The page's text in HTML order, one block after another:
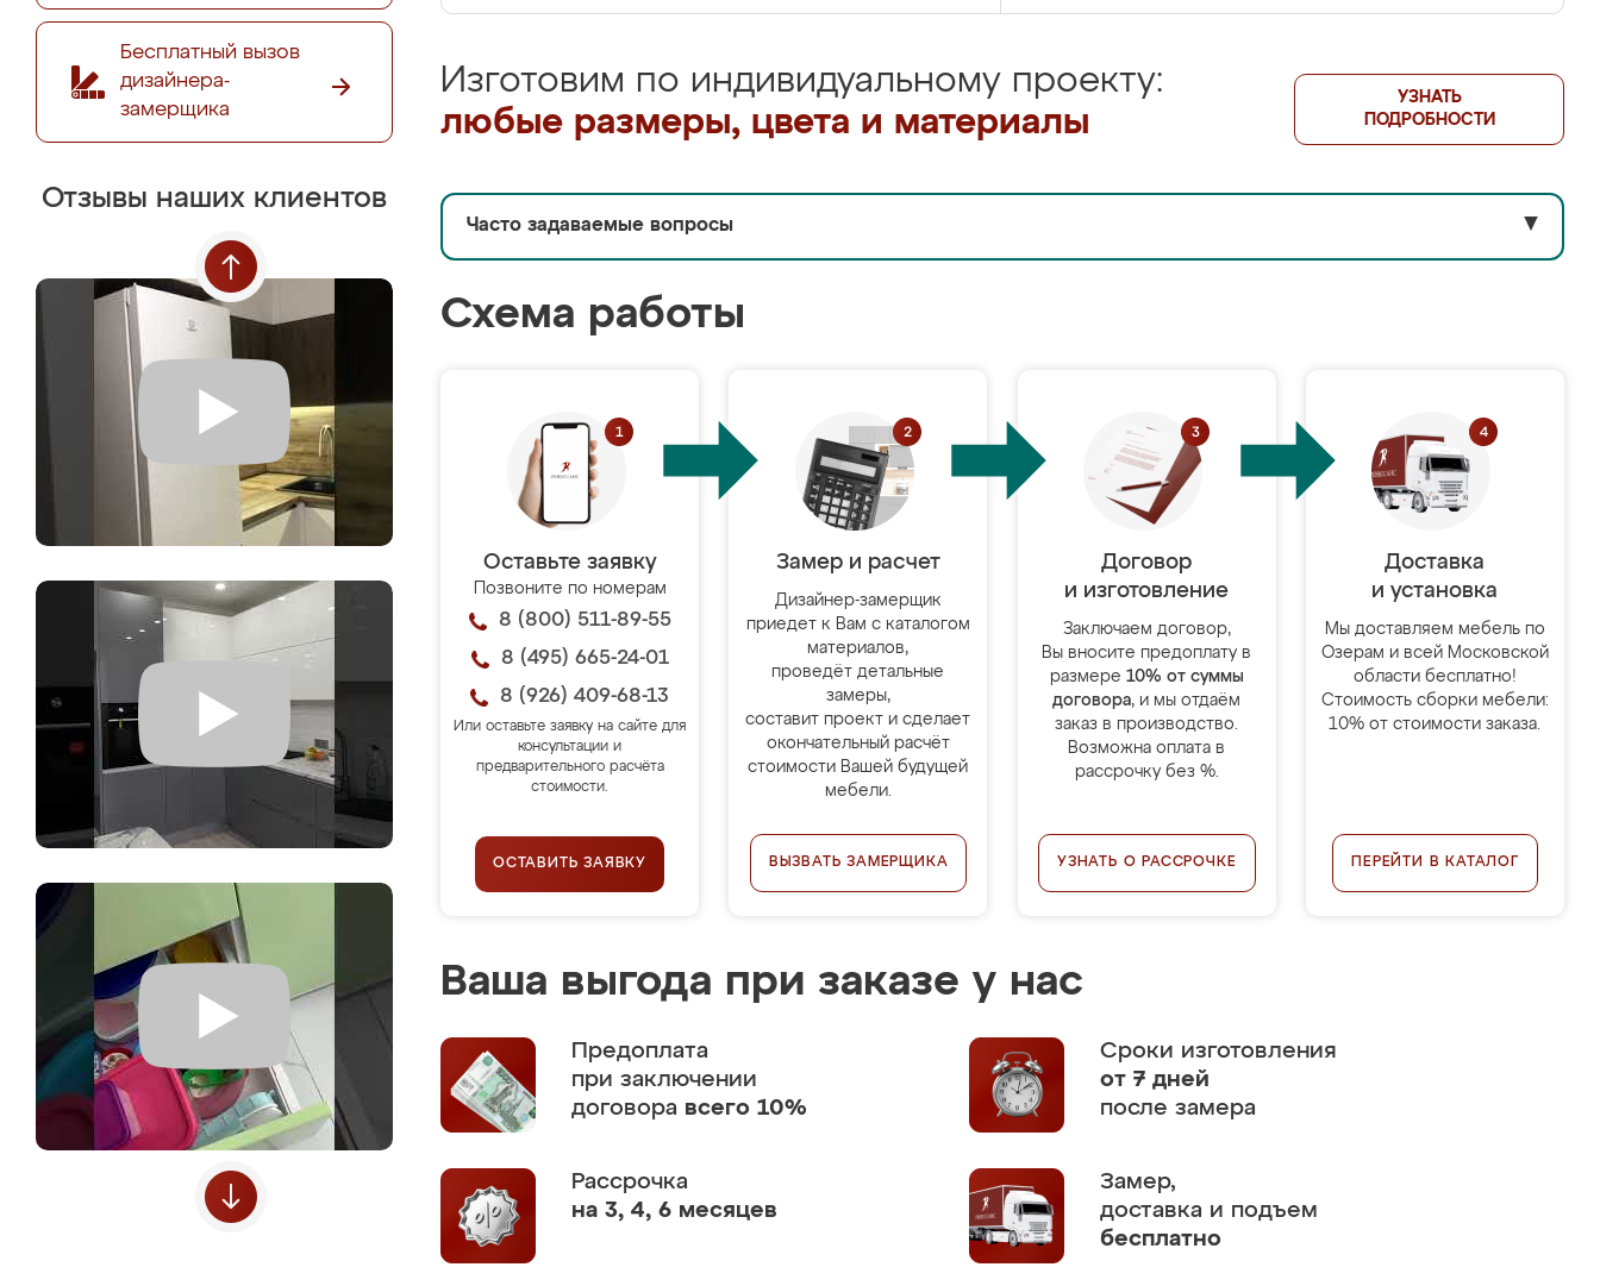
Бесплатный вызов
дизайнера-
замерщика
Отзывы наших клиентов
Изготовим по индивидуальному проекту:
любые размеры, цвета и материалы
УЗНАТЬ
ПОДРОБНОСТИ
Часто задаваемые вопросы ▼
Схема работы
Оставьте заявку
Позвоните по номерам
8 (800) 511-89-55
8 (495) 665-24-01
8 (926) 409-68-13
Или оставьте заявку на сайте для
консультации и
предварительного расчёта
стоимости.
ОСТАВИТЬ ЗАЯВКУ
Замер и расчет
Дизайнер-замерщик
приедет к Вам с каталогом
материалов,
проведёт детальные
замеры,
составит проект и сделает
окончательный расчёт
стоимости Вашей будущей
мебели.
ВЫЗВАТЬ ЗАМЕРЩИКА
Договор
и изготовление
Заключаем договор,
Вы вносите предоплату в
размере 10% от суммы
договора, и мы отдаём
заказ в производство.
Возможна оплата в
рассрочку без %.
УЗНАТЬ О РАССРОЧКЕ
Доставка
и установка
Мы доставляем мебель по
Озерам и всей Московской
области бесплатно!
Стоимость сборки мебели:
10% от стоимости заказа.
ПЕРЕЙТИ В КАТАЛОГ
Ваша выгода при заказе у нас
Предоплата
при заключении
договора всего 10%
Сроки изготовления
от 7 дней
после замера
Рассрочка
на 3, 4, 6 месяцев
Замер,
доставка и подъем
бесплатно